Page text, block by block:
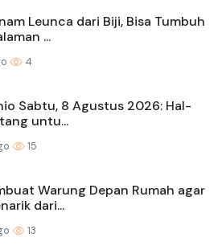
Leunca dari Biji, Bisa Tumbuh
...
4
Sabtu, 8 Agustus 2026: Hal-
untu...
15
Warung Depan Rumah agar
dari...
13